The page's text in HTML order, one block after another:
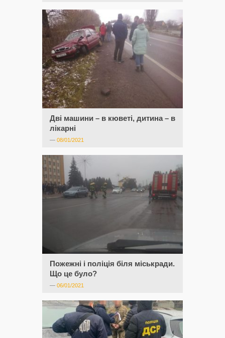
Дві машини – в кюветі, дитина – в
лікарні
— 08/01/2021
Пожежні і поліція біля міськради.
Що це було?
— 06/01/2021